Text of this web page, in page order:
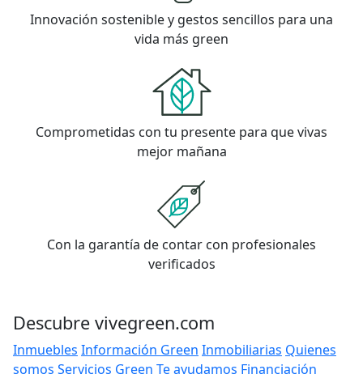
Innovación sostenible y gestos sencillos para una
vida más green
Comprometidas con tu presente para que vivas
mejor mañana
Con la garantía de contar con profesionales
verificados
Descubre vivegreen.com
Inmuebles Información Green Inmobiliarias Quienes
somos Servicios Green Te ayudamos Financiación